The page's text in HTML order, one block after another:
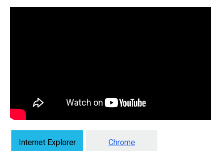
Internet Explorer Chrome